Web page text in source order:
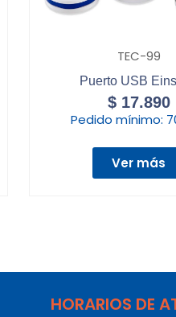
TEC-99
Puerto USB
$17.890
Pedido mínimo:
Ver más
HORARIOS DE